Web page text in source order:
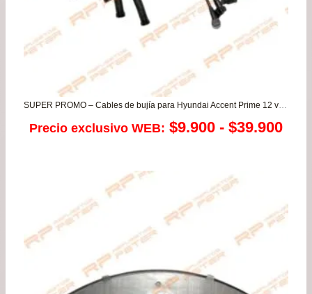
SUPER PROMO – Cables de bujía para Hyundai Accent Prime 12 valvulas
Precio exclusivo WEB: $9.900 - $39.900